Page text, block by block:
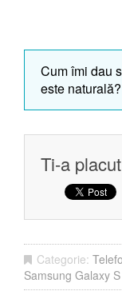
Cum îmi dau
este naturală?
Ti-a
Categorie:
Samsung Galaxy